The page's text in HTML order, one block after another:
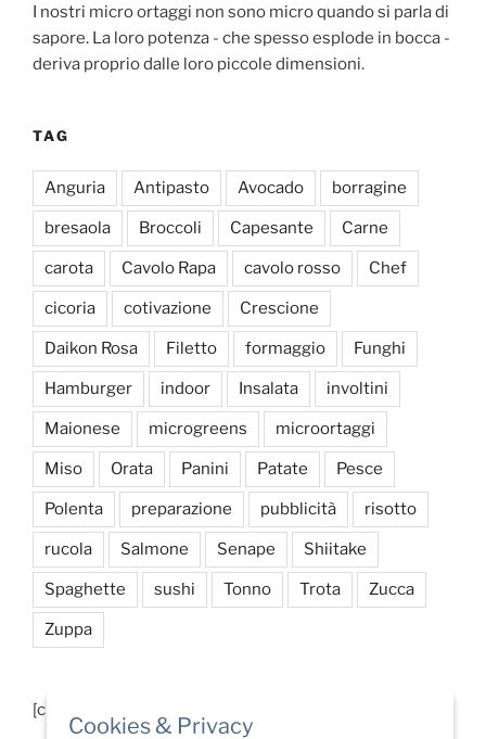
I nostri micro ortaggi non sono micro quando si parla di
sapore. La loro potenza - che spesso esplode in bocca -
deriva proprio dalle loro piccole dimensioni.
TAG
Anguria Antipasto Avocado borragine
bresaola Broccoli Capesante Carne
carota Cavolo Rapa cavolo rosso Chef
cicoria cotivazione Crescione
Daikon Rosa Filetto formaggio Funghi
Hamburger indoor Insalata involtini
Maionese microgreens microortaggi
Miso Orata Panini Patate Pesce
Polenta preparazione pubblicità risotto
rucola Salmone Senape Shiitake
Spaghette sushi Tonno Trota Zucca
Zuppa
[custom-facebook-feed]
Cookies & Privacy